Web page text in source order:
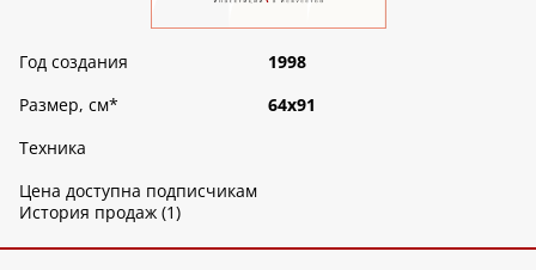
Год создания
1998
Размер, см*
64х91
Техника
Цена доступна подписчикам
История продаж (1)